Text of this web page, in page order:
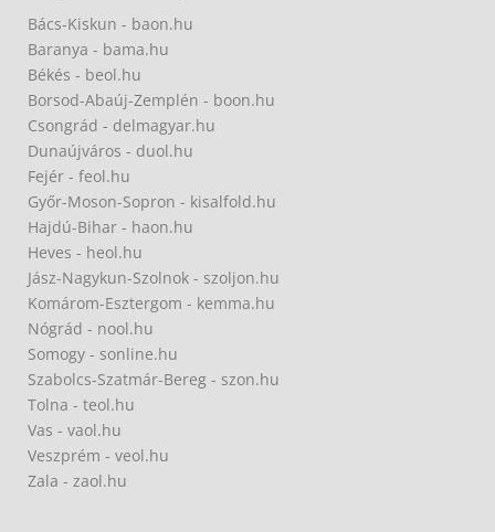
Bács-Kiskun - baon.hu
Baranya - bama.hu
Békés - beol.hu
Borsod-Abaúj-Zemplén - boon.hu
Csongrád - delmagyar.hu
Dunaújváros - duol.hu
Fejér - feol.hu
Győr-Moson-Sopron - kisalfold.hu
Hajdú-Bihar - haon.hu
Heves - heol.hu
Jász-Nagykun-Szolnok - szoljon.hu
Komárom-Esztergom - kemma.hu
Nógrád - nool.hu
Somogy - sonline.hu
Szabolcs-Szatmár-Bereg - szon.hu
Tolna - teol.hu
Vas - vaol.hu
Veszprém - veol.hu
Zala - zaol.hu